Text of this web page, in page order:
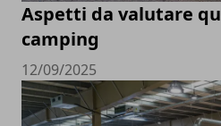
Aspetti da valutare
camping
12/09/2025